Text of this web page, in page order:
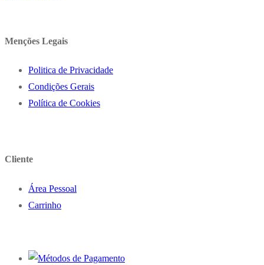
Menções Legais
Politica de Privacidade
Condições Gerais
Política de Cookies
Cliente
Área Pessoal
Carrinho